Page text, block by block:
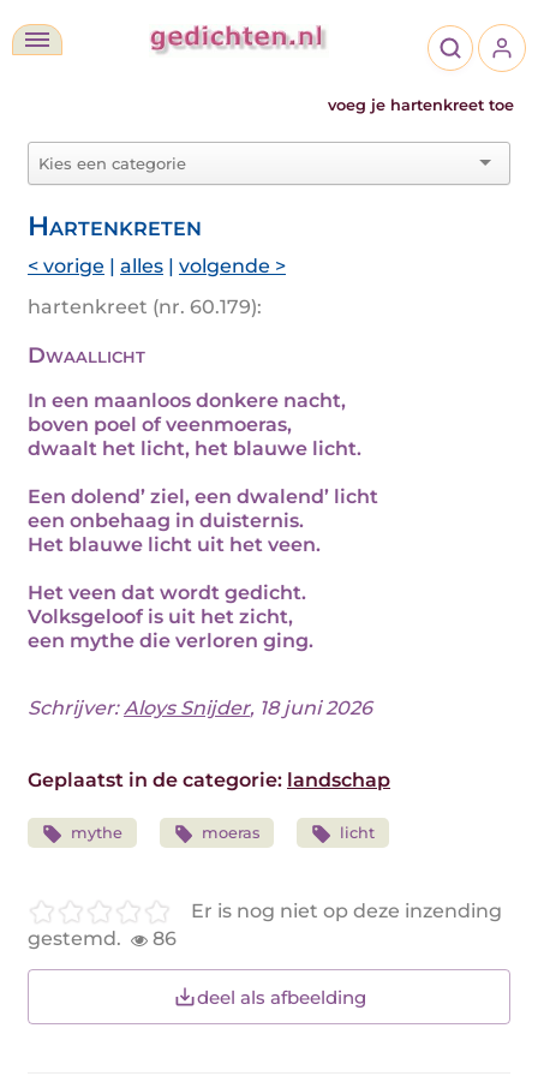
voeg je hartenkreet toe
Hartenkreten
< vorige | alles | volgende >
hartenkreet (nr. 60.179):
Dwaallicht
In een maanloos donkere nacht,
boven poel of veenmoeras,
dwaalt het licht, het blauwe licht.
Een dolend’ ziel, een dwalend’ licht
een onbehaag in duisternis.
Het blauwe licht uit het veen.
Het veen dat wordt gedicht.
Volksgeloof is uit het zicht,
een mythe die verloren ging.
Schrijver:Aloys Snijder, 18 juni 2026
Geplaatst in de categorie: landschap
mythe moeras licht
Er is nog niet op deze inzending
gestemd.
86
deel als afbeelding